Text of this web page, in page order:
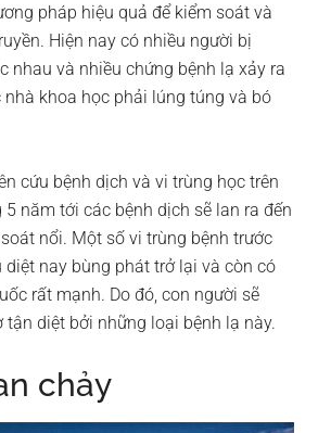
pháp hiệu quả để kiểm soát và
Hiện nay có nhiều người bị
nhau và nhiều chứng bệnh lạ xảy ra
nhà khoa học phải lúng túng và bó
cứu bệnh dịch và vi trùng học trên
năm tới các bệnh dịch sẽ lan ra đến
nổi. Một số vi trùng bệnh trước
diệt nay bùng phát trở lại và còn có
rất mạnh. Do đó, con người sẽ
tận diệt bởi những loại bệnh lạ này.
chảy